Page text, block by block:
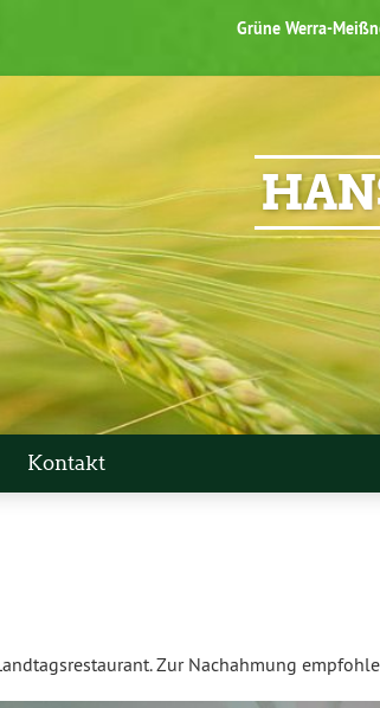
Grüne Werra-
Kontakt
Zur Nachahmung